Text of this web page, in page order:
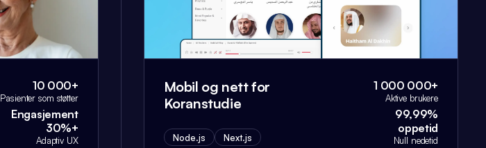
10 000+
Pasienter som støtter
Engasjement
30%+
Adaptiv UX
Mobil og nett for
Koranstudie
Node.js Next.js
1 000 000+
Aktive brukere
99,99%
oppetid
Null nedetid